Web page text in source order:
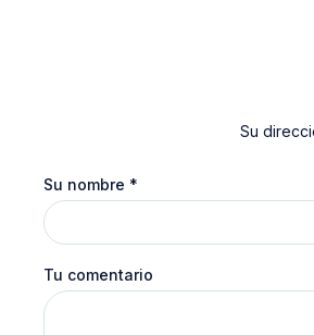
Su
Su nombre *
Tu comentario